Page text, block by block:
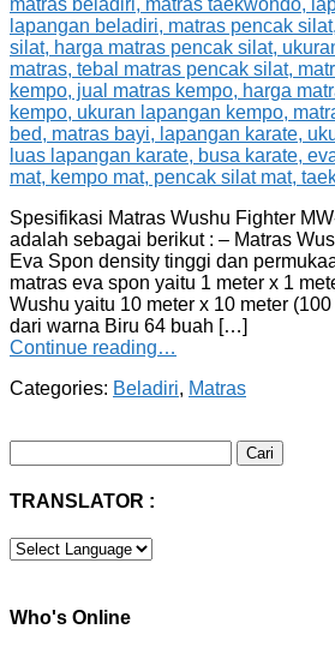
Spesifikasi Matras Wushu Fighter
adalah sebagai berikut : – Matras
Eva Spon density tinggi dan
matras eva spon yaitu 1 meter x 1
Wushu yaitu 10 meter x 10 meter
dari warna Biru 64 buah […]
Continue reading…
Categories: Beladiri, Matras
untuk:
TRANSLATOR :
Who's Online